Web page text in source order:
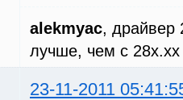
alekmyac, драйвер
лучше, чем с
23-11-2011